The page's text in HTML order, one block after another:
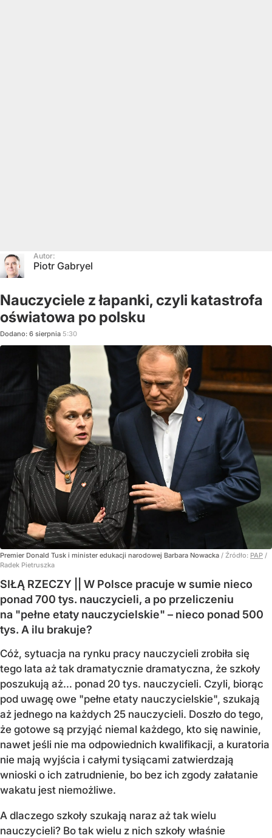
Autor:
Piotr Gabryel
Nauczyciele z łapanki, czyli katastrofa
oświatowa po polsku
Dodano: 6 sierpnia 5:30
Premier Donald Tusk i minister edukacji narodowej Barbara Nowacka / Źródło: PAP /
Radek Pietruszka
SIŁĄ RZECZY || W Polsce pracuje w sumie nieco
ponad 700 tys. nauczycieli, a po przeliczeniu
na "pełne etaty nauczycielskie" – nieco ponad 500
tys. A ilu brakuje?
Cóż, sytuacja na rynku pracy nauczycieli zrobiła się
tego lata aż tak dramatycznie dramatyczna, że szkoły
poszukują aż… ponad 20 tys. nauczycieli. Czyli, biorąc
pod uwagę owe "pełne etaty nauczycielskie", szukają
aż jednego na każdych 25 nauczycieli. Doszło do tego,
że gotowe są przyjąć niemal każdego, kto się nawinie,
nawet jeśli nie ma odpowiednich kwalifikacji, a kuratoria
nie mają wyjścia i całymi tysiącami zatwierdzają
wnioski o ich zatrudnienie, bo bez ich zgody załatanie
wakatu jest niemożliwe.
A dlaczego szkoły szukają naraz aż tak wielu
nauczycieli? Bo tak wielu z nich szkoły właśnie